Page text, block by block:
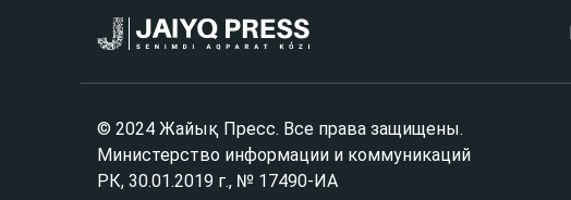
© 2024 Жайық Пресс. Все права защищены.
Министерство информации и коммуникаций
РК, 30.01.2019 г., № 17490-ИА